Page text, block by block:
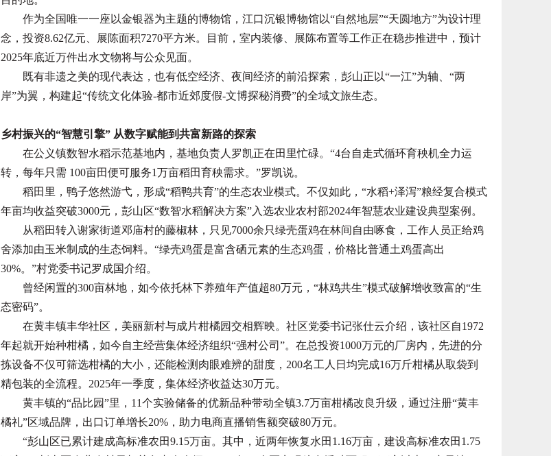
作为全国唯一一座以金银器为主题的博物馆，江口沉银博物馆以“自然地层”“天圆地方”为设计理
念，投资8.62亿元、展陈面积7270平方米。目前，室内装修、展陈布置等工作正在稳步推进中，预计
2025年底近万件出水文物将与公众见面。
既有非遗之美的现代表达，也有低空经济、夜间经济的前沿探索，彭山正以“一江”为轴、“两
岸”为翼，构建起“传统文化体验-都市近郊度假-文博探秘消费”的全域文旅生态。
乡村振兴的“智慧引擎” 从数字赋能到共富新路的探索
在公义镇数智水稻示范基地内，基地负责人罗凯正在田里忙碌。“4台自走式循环育秧机全力运
转，每年只需 100亩田便可服务1万亩稻田育秧需求。”罗凯说。
稻田里，鸭子悠然游弋，形成“稻鸭共育”的生态农业模式。不仅如此，“水稻+泽泻”粮经复合模式
年亩均收益突破3000元，彭山区“数智水稻解决方案”入选农业农村部2024年智慧农业建设典型案例。
从稻田转入谢家街道邓庙村的藤椒林，只见7000余只绿壳蛋鸡在林间自由啄食，工作人员正给鸡
舍添加由玉米制成的生态饲料。“绿壳鸡蛋是富含硒元素的生态鸡蛋，价格比普通土鸡蛋高出
30%。”村党委书记罗成国介绍。
曾经闲置的300亩林地，如今依托林下养殖年产值超80万元，“林鸡共生”模式破解增收致富的“生
态密码”。
在黄丰镇丰华社区，美丽新村与成片柑橘园交相辉映。社区党委书记张仕云介绍，该社区自1972
年起就开始种柑橘，如今自主经营集体经济组织“强村公司”。在总投资1000万元的厂房内，先进的分
拣设备不仅可筛选柑橘的大小，还能检测肉眼难辨的甜度，200名工人日均完成16万斤柑橘从取袋到
精包装的全流程。2025年一季度，集体经济收益达30万元。
黄丰镇的“品比园”里，11个实验储备的优新品种带动全镇3.7万亩柑橘改良升级，通过注册“黄丰
橘礼”区域品牌，出口订单增长20%，助力电商直播销售额突破80万元。
“彭山区已累计建成高标准农田9.15万亩。其中，近两年恢复水田1.16万亩，建设高标准农田1.75